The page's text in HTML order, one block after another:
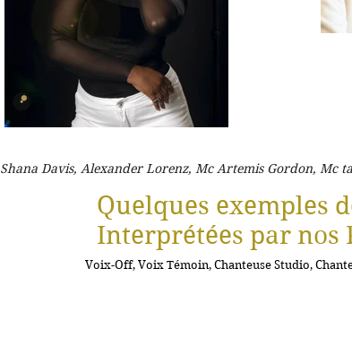
Shana Davis, Alexander Lorenz, Mc Artemis Gordon, Mc
Quelques exemples
Interprétées par nos
Voix-Off, Voix Témoin, Chanteuse Studio,